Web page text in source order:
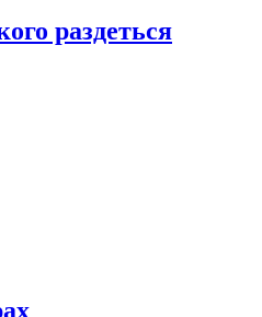
раздеться